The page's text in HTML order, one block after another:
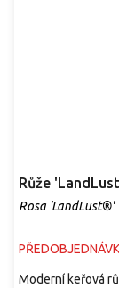
Růže
Rosa 'LandLust®'
Moderní keřová